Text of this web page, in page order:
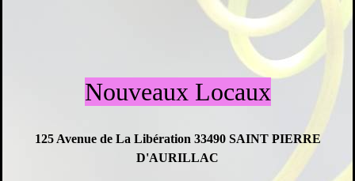
Nouveaux Locaux
125 Avenue de La Libération 33490 SAINT PIERRE
D'AURILLAC